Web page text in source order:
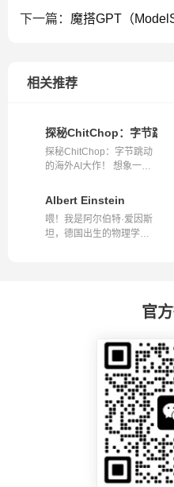
下一篇： 魔搭GPT（
相关推荐
探秘ChitChop：字节跳动
探秘ChitChop：字节跳动
的海外AI大作！ 想象一
Albert Einstein
喂！我是阿尔伯特·爱因斯
坦，德国出生的物理学
官